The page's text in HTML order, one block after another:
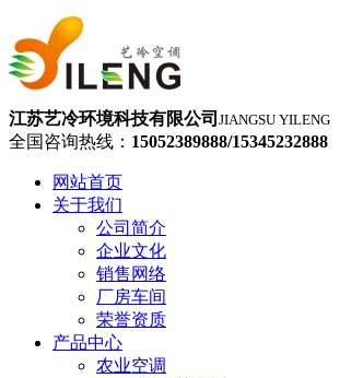
江苏艺冷环境科技有限公司 JIANGSU YILENG
全国咨询热线： 15052389888/15345232888
网站首页
关于我们
公司简介
企业文化
销售网络
厂房车间
荣誉资质
产品中心
农业空调